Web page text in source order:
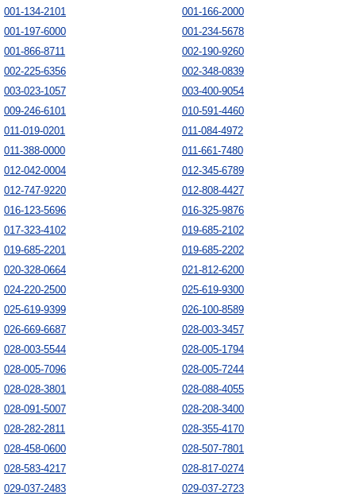
001-134-2101
001-166-2000
001-197-6000
001-234-5678
001-866-8711
002-190-9260
002-225-6356
002-348-0839
003-023-1057
003-400-9054
009-246-6101
010-591-4460
011-019-0201
011-084-4972
011-388-0000
011-661-7480
012-042-0004
012-345-6789
012-747-9220
012-808-4427
016-123-5696
016-325-9876
017-323-4102
019-685-2102
019-685-2201
019-685-2202
020-328-0664
021-812-6200
024-220-2500
025-619-9300
025-619-9399
026-100-8589
026-669-6687
028-003-3457
028-003-5544
028-005-1794
028-005-7096
028-005-7244
028-028-3801
028-088-4055
028-091-5007
028-208-3400
028-282-2811
028-355-4170
028-458-0600
028-507-7801
028-583-4217
028-817-0274
029-037-2483
029-037-2723